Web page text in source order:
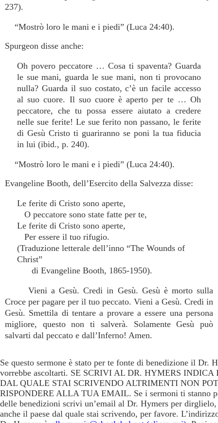
237).
“Mostrò loro le mani e i piedi” (Luca 24:40).
Spurgeon disse anche:
Oh povero peccatore … Cosa ti spaventa? Guarda
le sue mani, guarda le sue mani, non ti provocano
nulla? Guarda il suo costato, c’è un facile accesso
al suo cuore. Il suo cuore è aperto per te … Oh
peccatore, che tu possa essere aiutato a credere
nelle sue ferite! Le sue ferito non passano, le ferite
di Gesù Cristo ti guariranno se poni la tua fiducia
in lui (ibid., p. 240).
“Mostrò loro le mani e i piedi” (Luca 24:40).
Evangeline Booth, dell’Esercito della Salvezza disse:
Le ferite di Cristo sono aperte,
O peccatore sono state fatte per te,
Le ferite di Cristo sono aperte,
Per essere il tuo rifugio.
(Traduzione letterale dell’inno “The Wounds of
Christ”
di Evangeline Booth, 1865-1950).
Vieni a Gesù. Credi in Gesù. Gesù è morto sulla
Croce per pagare per il tuo peccato. Vieni a Gesù. Credi in
Gesù. Smettila di tentare a provare a essere una persona
migliore, questo non ti salverà. Solamente Gesù può
salvarti dal peccato e dall’Inferno! Amen.
Se questo sermone è stato per te fonte di benedizione il Dr.
vorrebbe ascoltarti. SE SCRIVI AL DR. HYMERS INDICA
DAL QUALE STAI SCRIVENDO ALTRIMENTI NON
RISPONDERE ALLA TUA EMAIL. Se i sermoni ti stanno
delle benedizioni scrivi un’email al Dr. Hymers per
anche il paese dal quale stai scrivendo, per favore.